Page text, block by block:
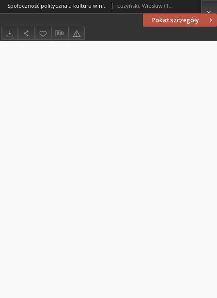
Pokaż szczegóły
Społeczność polityczna a kultura w nauczaniu Jana Pawła II Łużyński, Wiesław (1967- )